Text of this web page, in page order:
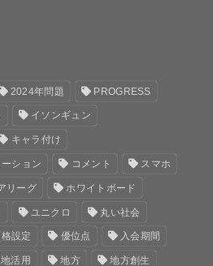
2024年問題 PROGRESS
イソンギュン
キャラ付け
ション コメント スマホ
リーグ ホワイトボード
ユニクロ 丸い社会
設定 優位点 入会期間
活用 地方 地方創生